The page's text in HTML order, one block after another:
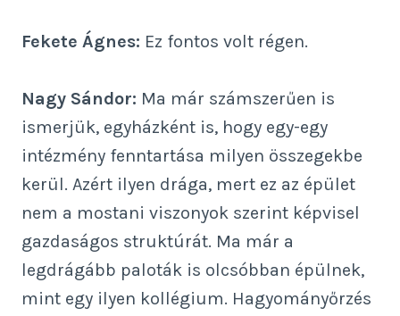
Fekete Ágnes: Ez fontos volt régen.
Nagy Sándor: Ma már számszerűen is
ismerjük, egyházként is, hogy egy-egy
intézmény fenntartása milyen összegekbe
kerül. Azért ilyen drága, mert ez az épület
nem a mostani viszonyok szerint képvisel
gazdaságos struktúrát. Ma már a
legdrágább paloták is olcsóbban épülnek,
mint egy ilyen kollégium. Hagyományőrzés